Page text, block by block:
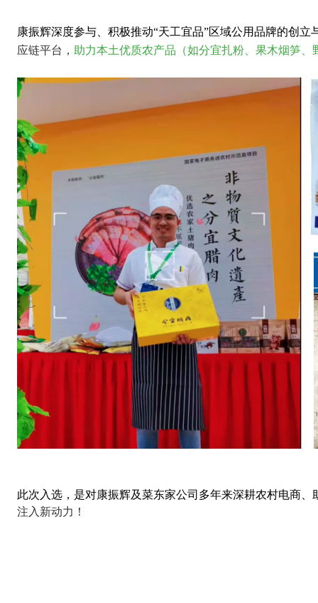
康振辉深度参与、积极推动“天工宜品”区域公用品牌的创立
应链平台， 助力本土优质农产品 （如分宜扎粉、 果木烟笋、
此次入选，是对康振辉及菜东家公司多年来深耕农村电商
注入新动力！